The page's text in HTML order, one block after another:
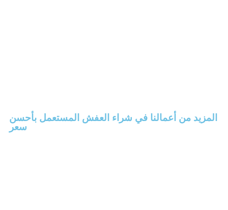
المزيد من أعمالنا في شراء العفش المستعمل بأحسن
سعر